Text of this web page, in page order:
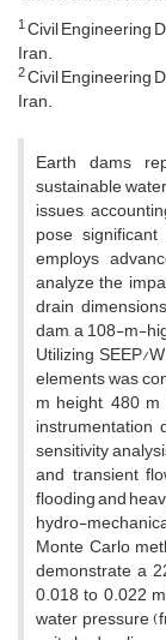
1Civil Engineering
Iran.
2Civil Engineering
Iran.
Earth dams
sustainable
issues,
pose
employs
analyze the
drain
dam, a 108-m-
Utilizing SEEP/
elements was
m height, 480
instrumentation
sensitivity
and transient
flooding and
hydro-
Monte Carlo
demonstrate a
0.018 to 0.022
water pressure